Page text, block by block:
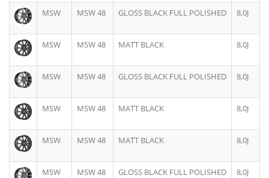
MSW MSW 48 GLOSS BLACK FULL POLISHED 8,0J
MSW MSW 48 MATT BLACK 8,0J
MSW MSW 48 GLOSS BLACK FULL POLISHED 8,0J
MSW MSW 48 MATT BLACK 8,0J
MSW MSW 48 MATT BLACK 8,0J
MSW MSW 48 GLOSS BLACK FULL POLISHED 8,0J